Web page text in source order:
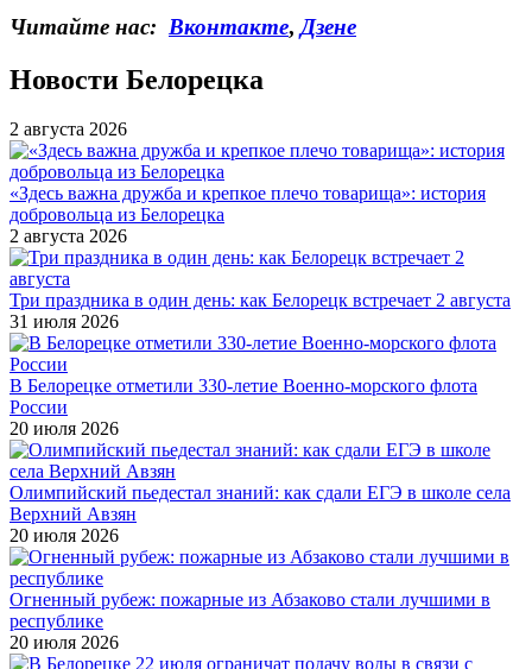
Читайте нас: Вконтакте, Дзене
Новости Белорецка
2 августа 2026
«Здесь важна дружба и крепкое плечо товарища»: история
добровольца из Белорецка
2 августа 2026
Три праздника в один день: как Белорецк встречает 2 августа
31 июля 2026
В Белорецке отметили 330-летие Военно-морского флота
России
20 июля 2026
Олимпийский пьедестал знаний: как сдали ЕГЭ в школе села
Верхний Авзян
20 июля 2026
Огненный рубеж: пожарные из Абзаково стали лучшими в
республике
20 июля 2026